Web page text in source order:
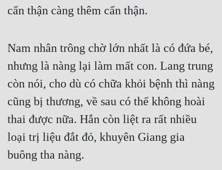
cẩn thận càng thêm cẩn thận.
Nam nhân trông chờ lớn nhất là có đứa bé,
nhưng là nàng lại làm mất con. Lang trung
còn nói, cho dù có chữa khỏi bệnh thì nàng
cũng bị thương, về sau có thể không hoài
thai được nữa. Hắn còn liệt ra rất nhiều
loại trị liệu đắt đỏ, khuyên Giang gia
buông tha nàng.